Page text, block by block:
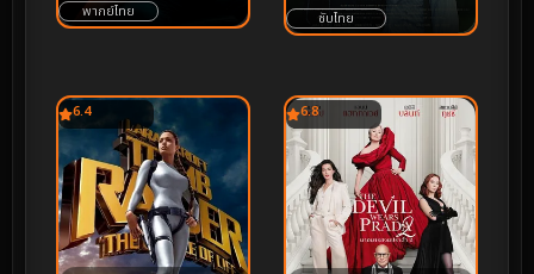
พากย์ไทย ซับไทย
6.4 6.8